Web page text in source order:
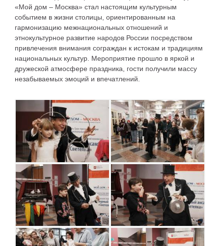
«Мой дом – Москва» стал настоящим культурным
событием в жизни столицы, ориентированным на
гармонизацию межнациональных отношений и
этнокультурное развитие народов России посредством
привлечения внимания сограждан к истокам и традициям
национальных культур. Мероприятие прошло в яркой и
дружеской атмосфере праздника, гости получили массу
незабываемых эмоций и впечатлений.